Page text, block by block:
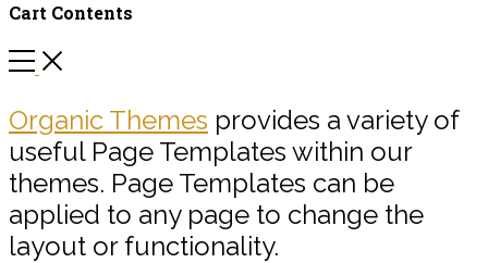
Cart Contents
Organic Themes provides a variety of
useful Page Templates within our
themes. Page Templates can be
applied to any page to change the
layout or functionality.